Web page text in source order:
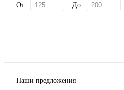
От До
Наши предложения